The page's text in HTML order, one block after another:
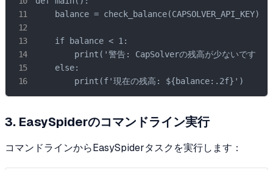
    balance = check_balance(CAPSOLVER_API_KEY)
    if balance < 1:
print('警告: CapSolverの残高が少ないです！
    else:
        print(f'現在の残高: ${balance:.2f}')
3. EasySpiderのコマンドライン実行
コマンドラインからEasySpiderタスクを実行します：